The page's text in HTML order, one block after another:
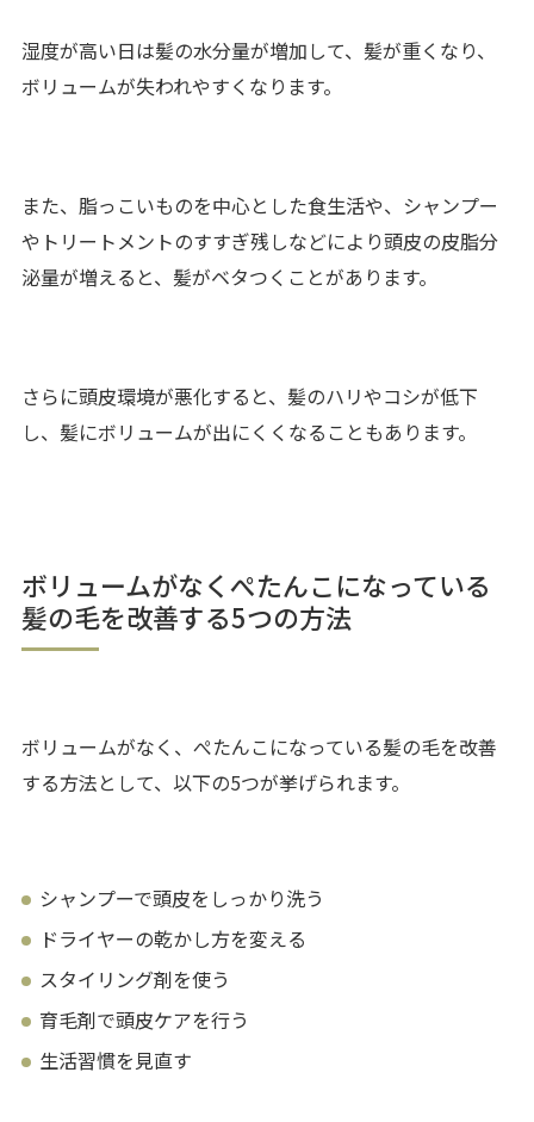
湿度が高い日は髪の水分量が増加して、髪が重くなり、
ボリュームが失われやすくなります。
また、脂っこいものを中心とした食生活や、シャンプー
やトリートメントのすすぎ残しなどにより頭皮の皮脂分
泌量が増えると、髪がベタつくことがあります。
さらに頭皮環境が悪化すると、髪のハリやコシが低下
し、髪にボリュームが出にくくなることもあります。
ボリュームがなくぺたんこになっている
髪の毛を改善する5つの方法
ボリュームがなく、ぺたんこになっている髪の毛を改善
する方法として、以下の5つが挙げられます。
シャンプーで頭皮をしっかり洗う
ドライヤーの乾かし方を変える
スタイリング剤を使う
育毛剤で頭皮ケアを行う
生活習慣を見直す